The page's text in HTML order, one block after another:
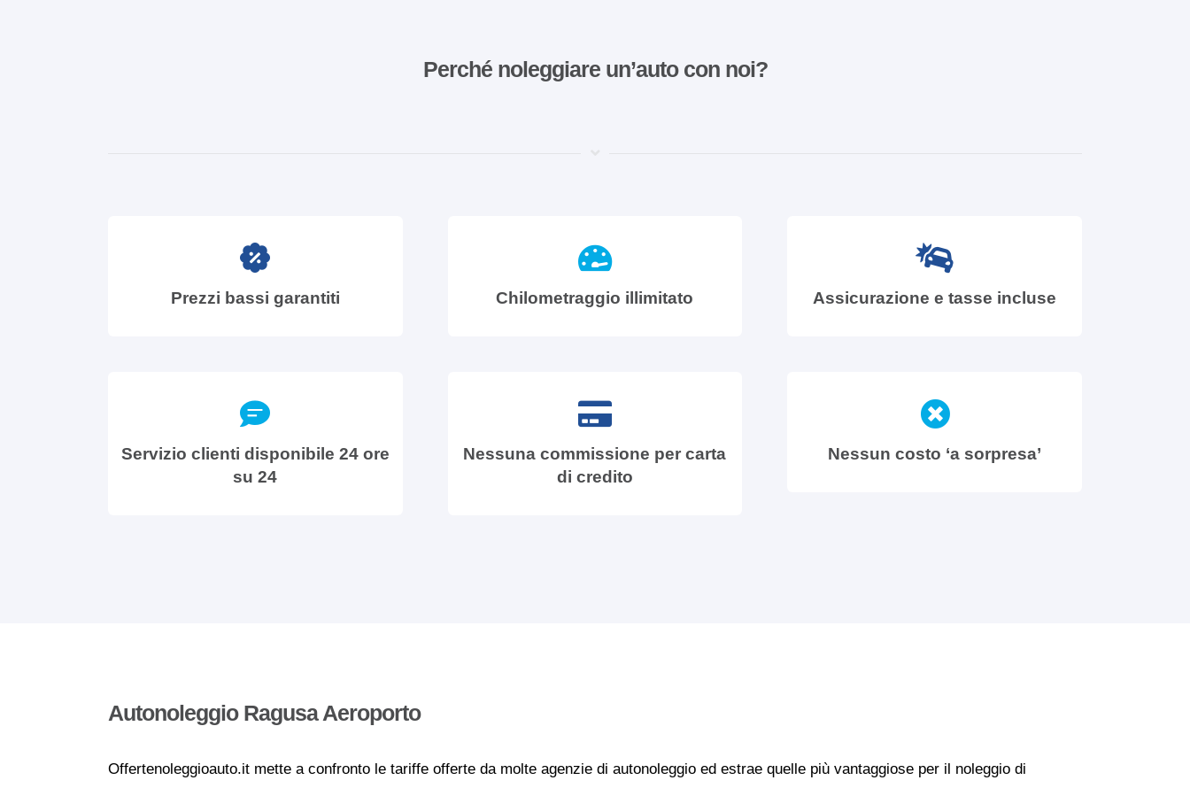
Perché noleggiare un’auto con noi?
Prezzi bassi garantiti Chilometraggio illimitato Assicurazione e tasse incluse
Servizio clienti disponibile 24 ore
su 24
Nessuna commissione per carta
di credito
Nessun costo ‘a sorpresa’
Autonoleggio Ragusa Aeroporto
Offertenoleggioauto.it mette a confronto le tariffe offerte da molte agenzie di autonoleggio ed estrae quelle più vantaggiose per il noleggio di